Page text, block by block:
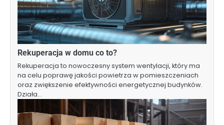
Rekuperacja w domu co to?
Rekuperacja to nowoczesny system wentylacji, który ma
na celu poprawę jakości powietrza w pomieszczeniach
oraz zwiększenie efektywności energetycznej budynków.
Działa…